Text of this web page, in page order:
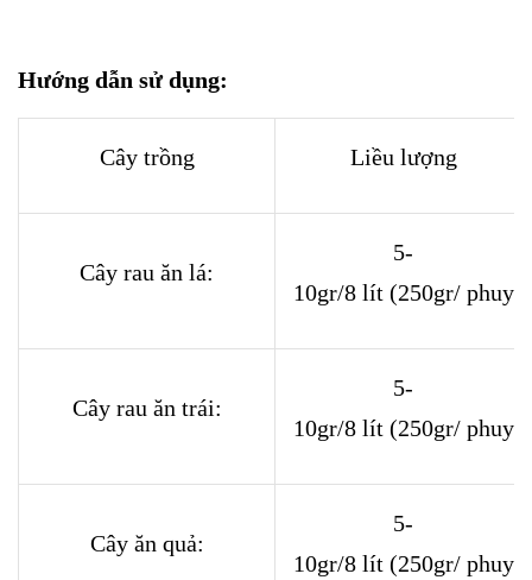
Hướng dẫn sử dụng:
Cây trồng Liều lượng
Cây rau ăn lá:
5-
10gr/8 lít (250gr/ phuy
Cây rau ăn trái:
5-
10gr/8 lít (250gr/ phuy
Cây ăn quả:
5-
10gr/8 lít (250gr/ phuy